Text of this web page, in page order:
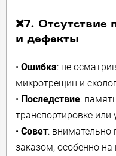
❌7.
и дефекты
• Ошибка: не
микротрещин и
• Последствие:
транспортировке или
• Совет: внимательно
заказом, особенно на